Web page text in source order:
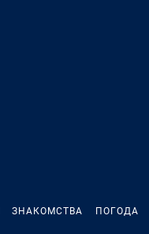
ЗНАКОМСТВА ПОГОДА